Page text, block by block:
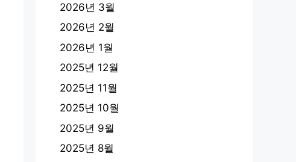
2026년 3월
2026년 2월
2026년 1월
2025년 12월
2025년 11월
2025년 10월
2025년 9월
2025년 8월